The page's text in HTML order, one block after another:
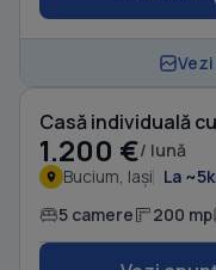
1.200 €/ lună
Bucium, Iași La
5 camere 200 mp